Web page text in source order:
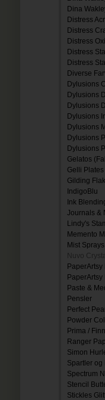
Dina
Distress
Distress
Distress
Distress
Distress
Diverse
Dylusions
Dylusions
Dylusions
Dylusions
Dylusions
Dylusions
Dylusions
Gelatos
Gelli
Gilding
IndigoBlu
Ink
Journals &
Lindy's
Memento
Mist Sprays
Nuvo
PaperArtsy
PaperArtsy
Paste &
Pensler
Perfect
Powder
Prima /
Ranger
Simon
Spartler
Spectrum
Stencil
Stickles